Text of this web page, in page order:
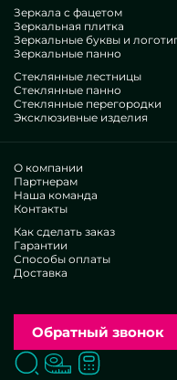
зеркал на ножке и до
Особенности
специальностей. У всех
требовательных
шлифовкой
как поступать в
скомпонуют Зеркало
Заработали
бизнесов и
отменных отзывов
Работаем без
дизайнерские
траты. Так что
зеркал на ножке
помогает запускать
материализовывать
преподносим много
Зеркала с фацетом
Зеркальная плитка
Зеркальные буквы и
Зеркальные панно
Стеклянные лестницы
Стеклянные панно
Стеклянные перегородки
Эксклюзивные изделия
О компании
Партнерам
Наша команда
Контакты
Как сделать заказ
Гарантии
Способы оплаты
Доставка
Обратный звонок
ПоискВызвать